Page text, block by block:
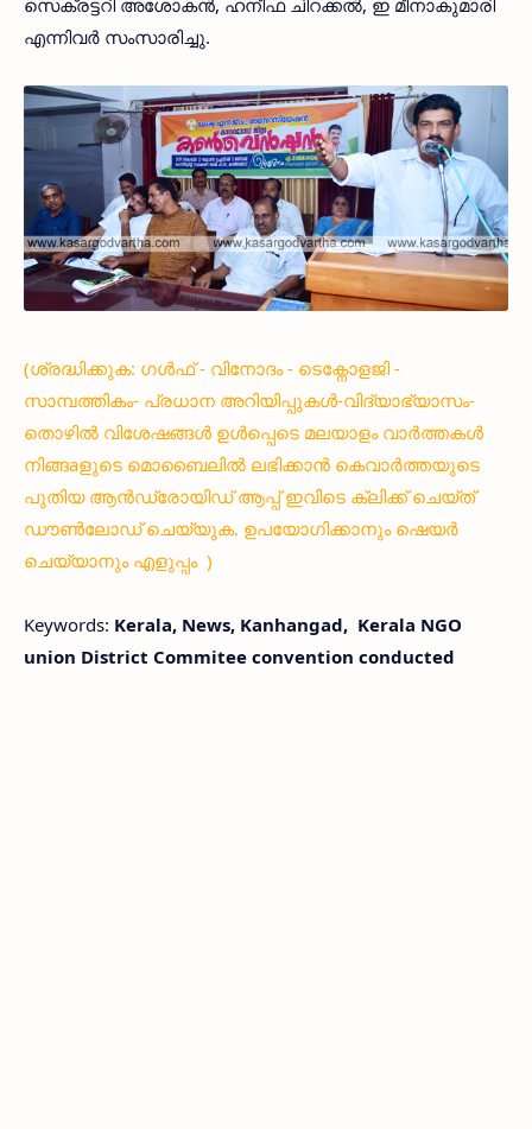
സെക്രട്ടറി അശോകന്‍, ഹനീഫ ചിറക്കല്‍, ഇ മീനാകുമാരി
എന്നിവര്‍ സംസാരിച്ചു.
(ശ്രദ്ധിക്കുക: ഗൾഫ് - വിനോദം - ടെക്നോളജി -
സാമ്പത്തികം- പ്രധാന അറിയിപ്പുകൾ-വിദ്യാഭ്യാസം-
തൊഴിൽ വിശേഷങ്ങൾ ഉൾപ്പെടെ മലയാളം വാർത്തകൾ
നിങ്ങaളുടെ മൊബൈലിൽ ലഭിക്കാൻ കെവാർത്തയുടെ
പുതിയ ആൻഡ്രോയിഡ് ആപ്പ് ഇവിടെ ക്ലിക്ക് ചെയ്ത്
ഡൗൺലോഡ് ചെയ്യുക. ഉപയോഗിക്കാനും ഷെയർ
ചെയ്യാനും എളുപ്പം )
Keywords: Kerala, News, Kanhangad, Kerala NGO
union District Commitee convention conducted